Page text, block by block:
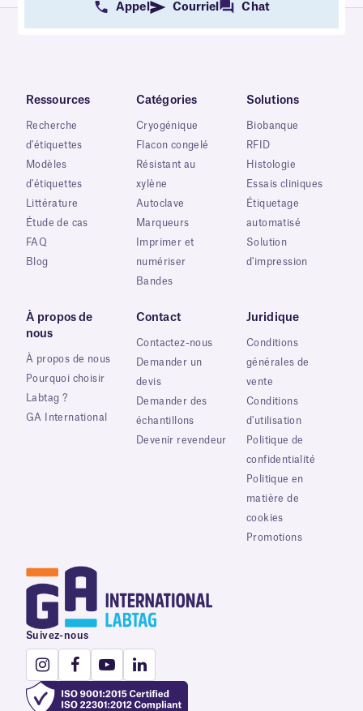
Appel Courriel Chat
Ressources
Recherche
d'étiquettes
Modèles
d'étiquettes
Littérature
Étude de cas
FAQ
Blog
Catégories
Cryogénique
Flacon congelé
Résistant au
xylène
Autoclave
Marqueurs
Imprimer et
numériser
Bandes
Solutions
Biobanque
RFID
Histologie
Essais cliniques
Étiquetage
automatisé
Solution
d'impression
À propos de
nous
À propos de nous
Pourquoi choisir
Labtag ?
GA International
Contact
Contactez-nous
Demander un
devis
Demander des
échantillons
Devenir revendeur
Juridique
Conditions
générales de
vente
Conditions
d'utilisation
Politique de
confidentialité
Politique en
matière de
cookies
Promotions
Suivez-nous